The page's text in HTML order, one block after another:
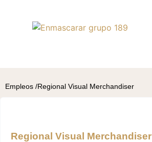
Empleos /Regional Visual Merchandiser
Regional Visual Merchandiser